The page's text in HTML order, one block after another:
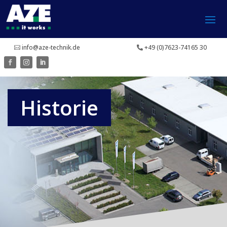
info@aze-technik.de +49 (0)7623-74165 30
Historie